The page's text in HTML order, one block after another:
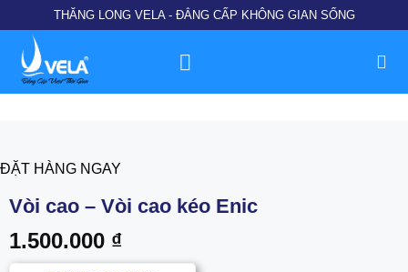
đến
dung
THĂNG LONG VELA - ĐẲNG CẤP KHÔNG GIAN SỐNG
ĐẶT HÀNG NGAY
Vòi cao – Vòi cao kéo Enic
1.500.000 ₫